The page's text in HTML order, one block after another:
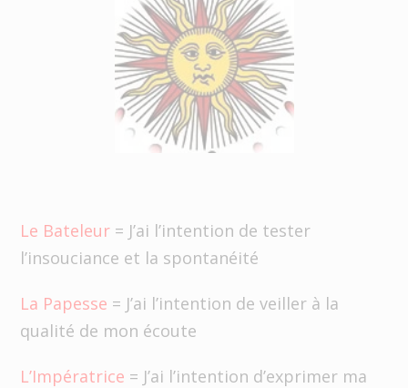
Le Bateleur = J’ai l’intention de tester
l’insouciance et la spontanéité
La Papesse = J’ai l’intention de veiller à la
qualité de mon écoute
L’Impératrice = J’ai l’intention d’exprimer ma